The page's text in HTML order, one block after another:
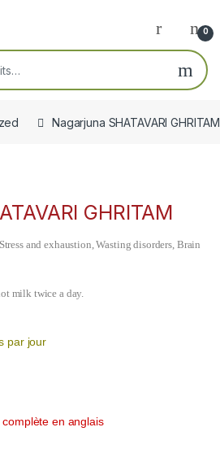
0
Nagarjuna SHATAVARI GHRITAM
GHRITAM
and exhaustion, Wasting disorders, Brain
milk twice a day.
par jour
en anglais